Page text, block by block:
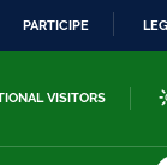
PARTICIPE
VISITORS